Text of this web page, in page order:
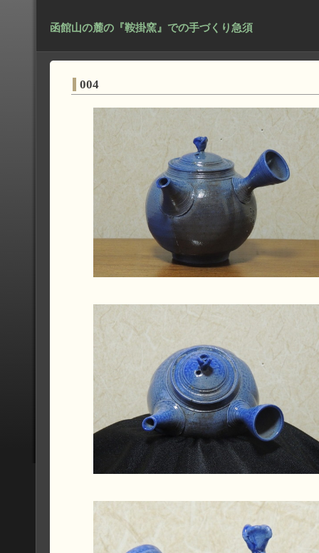
函館山の麓の『鞍掛窯』での手づくり急須
004